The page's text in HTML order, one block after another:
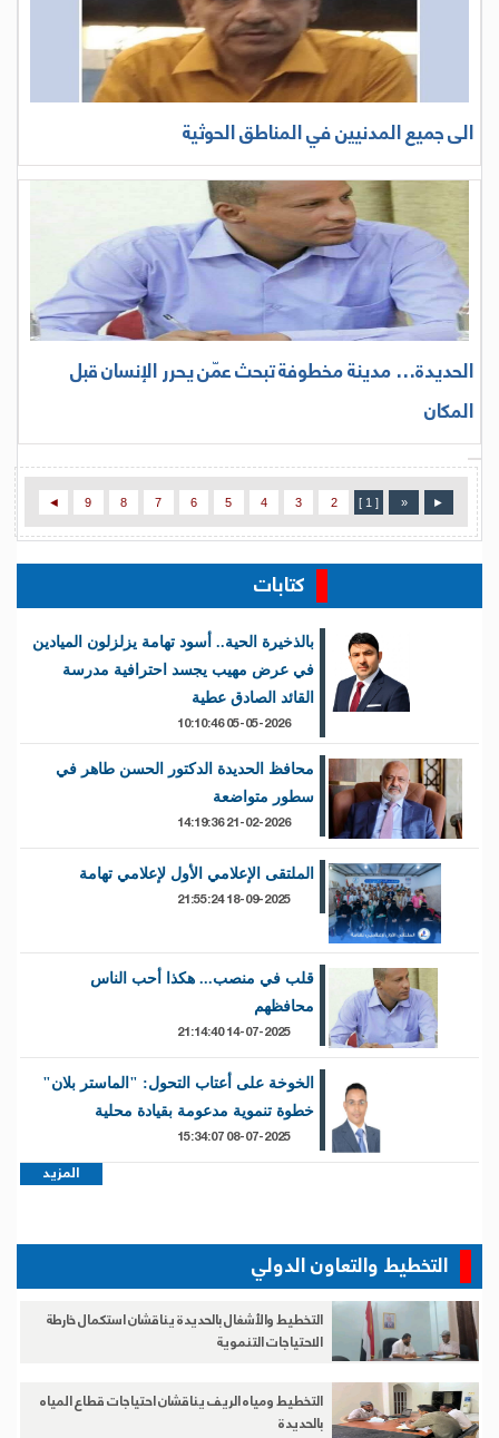
الى جميع المدنيين في المناطق الحوثية
الحديدة… مدينة مخطوفة تبحث عمّن يحرر الإنسان قبل
المكان
►
«
[ 1 ]
2
4
6
8
◄
كتابات
بالذخيرة الحية.. أسود تهامة يزلزلون الميادين
في عرض مهيب يجسد احترافية مدرسة
القائد الصادق عطية
05-05-2026 10:10:46
محافظ الحديدة الدكتور الحسن طاهر في
سطور متواضعة
21-02-2026 14:19:36
الملتقى الإعلامي الأول لإعلامي تهامة
قلب في منصب... هكذا أحب الناس
محافظهم
الخوخة على أعتاب التحول: "الماستر بلان"
خطوة تنموية مدعومة بقيادة محلية
المزيد
التخطيط والتعاون الدولي
التخطيط والأشغال بالحديدة يناقشان استكمال خارطة
الاحتياجات التنموية
التخطيط ومياه الريف يناقشان احتياجات قطاع المياه
بالحديدة